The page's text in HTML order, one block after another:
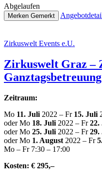
Abge­lau­fen
Merken Gemerkt
Zir­kus­welt Events e.U.
Zir­kus­welt Graz –
Ganztagsbetreuung
Zeitraum:
Mo 11. Juli 2022 – Fr 15. Juli
oder Mo 18. Juli 2022 – Fr22.
oder Mo 25. Juli 2022 – Fr29.
oder Mo 1. August 2022 – Fr
Mo – Fr 7:30 – 17:00
Kosten: € 295,–